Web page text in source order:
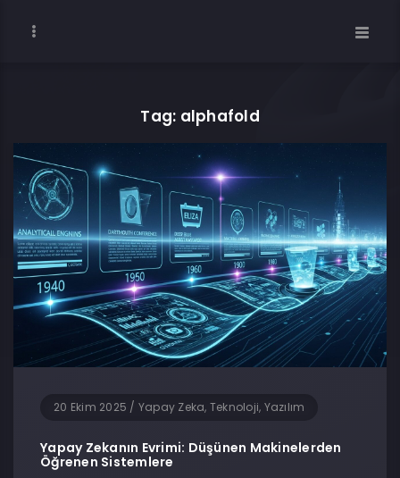
Tag: alphafold
20 Ekim 2025 / Yapay Zeka, Teknoloji, Yazılım
Yapay Zekanın Evrimi: Düşünen Makinelerden
Öğrenen Sistemlere